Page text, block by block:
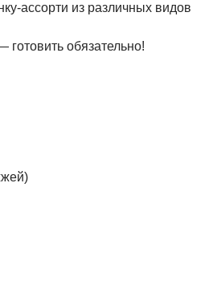
ассорти из различных видов
обязательно!